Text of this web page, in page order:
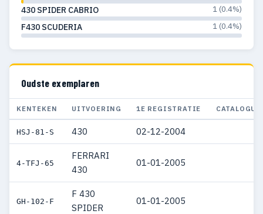
430 SPIDER CABRIO 1 (0.4%)
F430 SCUDERIA 1 (0.4%)
Oudste exemplaren
KENTEKEN UITVOERING 1E REGISTRATIE
HSJ-81-S 430 02-12-2004
4-TFJ-65
FERRARI
430
01-01-2005
GH-102-F
F 430
SPIDER
01-01-2005